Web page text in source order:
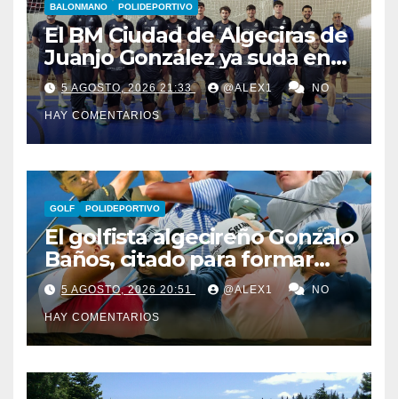
BALONMANO POLIDEPORTIVO
El BM Ciudad de Algeciras de
Juanjo González ya suda en
pretemporada con dos
fichajes: Florin Pop y Álex
González
5 AGOSTO, 2026 21:33 @ALEX1 NO
HAY COMENTARIOS
GOLF POLIDEPORTIVO
El golfista algecireño Gonzalo
Baños, citado para formar
parte del equipo europeo en
el Jacques Léglise Trophy
5 AGOSTO, 2026 20:51 @ALEX1 NO
HAY COMENTARIOS